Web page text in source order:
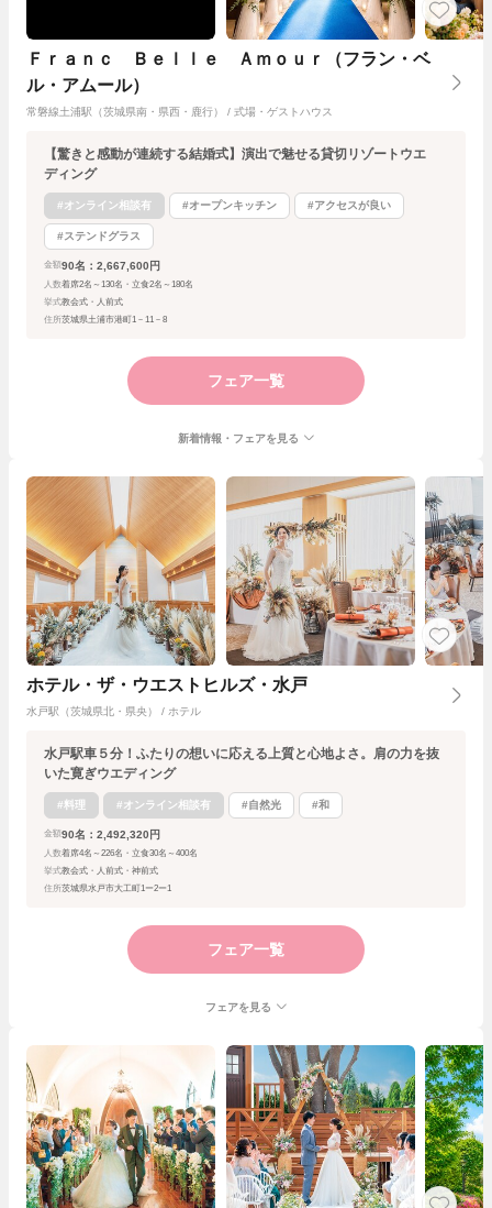
Ｆｒａｎｃ Ｂｅｌｌｅ Ａｍｏｕｒ（フラン・ベ
ル・アムール）
常磐線土浦駅（茨城県南・県西・鹿行） / 式場・ゲストハウス
【驚きと感動が連続する結婚式】演出で魅せる貸切リゾートウエ
ディング
#オンライン相談有 #オープンキッチン #アクセスが良い
#ステンドグラス
金額 90名：2,667,600円
人数着席2名～130名・立食2名～180名
挙式教会式・人前式
住所茨城県土浦市港町1－11－8
フェア一覧
新着情報・フェアを見る
ホテル・ザ・ウエストヒルズ・水戸
水戸駅（茨城県北・県央） / ホテル
水戸駅車５分！ふたりの想いに応える上質と心地よさ。肩の力を抜
いた寛ぎウエディング
#料理 #オンライン相談有 #自然光 #和
金額 90名：2,492,320円
人数着席4名～226名・立食30名～400名
挙式教会式・人前式・神前式
住所茨城県水戸市大工町1ー2ー1
フェア一覧
フェアを見る